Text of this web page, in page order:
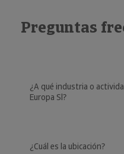
Preguntas
¿A qué industria o
Europa Sl?
¿Cuál es la ubicación?